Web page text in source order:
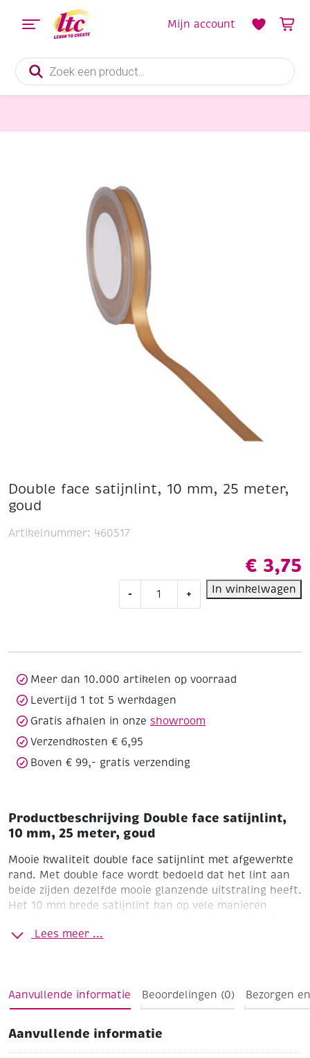
Producten
zoeken
Mijn account
Double face satijnlint, 10 mm, 25 meter,
goud
€ 3,75
-
meter,
+ In winkelwagen
Artikelnummer: 460517
Meer dan 10.000 artikelen op voorraad
Levertijd 1 tot 5 werkdagen
Gratis afhalen in onze showroom
Verzendkosten € 6,95
Boven € 99,- gratis verzending
Productbeschrijving Double face satijnlint,
10 mm, 25 meter, goud
Mooie kwaliteit double face satijnlint met afgewerkte
rand. Met double face wordt bedoeld dat het lint aan
beide zijden dezelfde mooie glanzende uitstraling heeft.
Het 10 mm brede satijnlint kan op vele manieren
(artikelnummer 400157), maar ook als decoratief lint,
spindel
Lees meer ...
Aanvullende informatie Beoordelingen (0) Bezorgen
Aanvullende informatie